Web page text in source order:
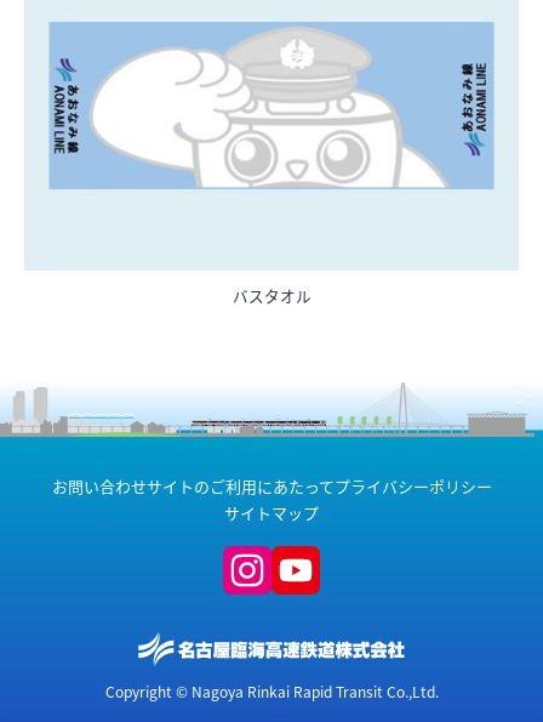
バスタオル
お問い合わせサイトのご利用にあたってプライバシーポリシー
サイトマップ
Copyright © Nagoya Rinkai Rapid Transit Co.,Ltd.